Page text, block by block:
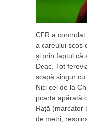
CFR a
a careului scos
și prin faptul că
Deac. Tot
scapă singur cu
Nici cei de la
poarta apărată
Rață (marcator
de metri,